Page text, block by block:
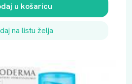
u košaricu
na listu želja